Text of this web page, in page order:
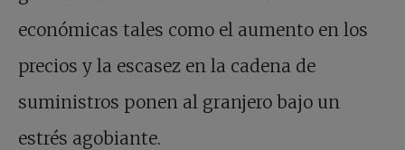
económicas tales como el aumento en los
precios y la escasez en la cadena de
suministros ponen al granjero bajo un
estrés agobiante.